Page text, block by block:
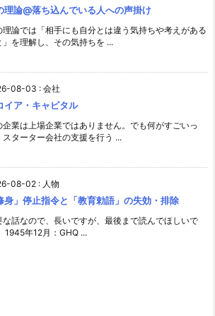
理論@落ち込んでいる人への声掛け
理論では「相手にも自分とは違う気持ちや考えがある
」を理解し、その気持ちを ...
08-03 : 会社
イア・キャピタル
企業は上場企業ではありません。でも何がすごいっ
スターター会社の支援を行う ...
08-02 : 人物
身」停止指令と「教育勅語」の失効・排除
な話なので、長いですが、最後まで読んでほしいで
1945年12月：GHQ ...